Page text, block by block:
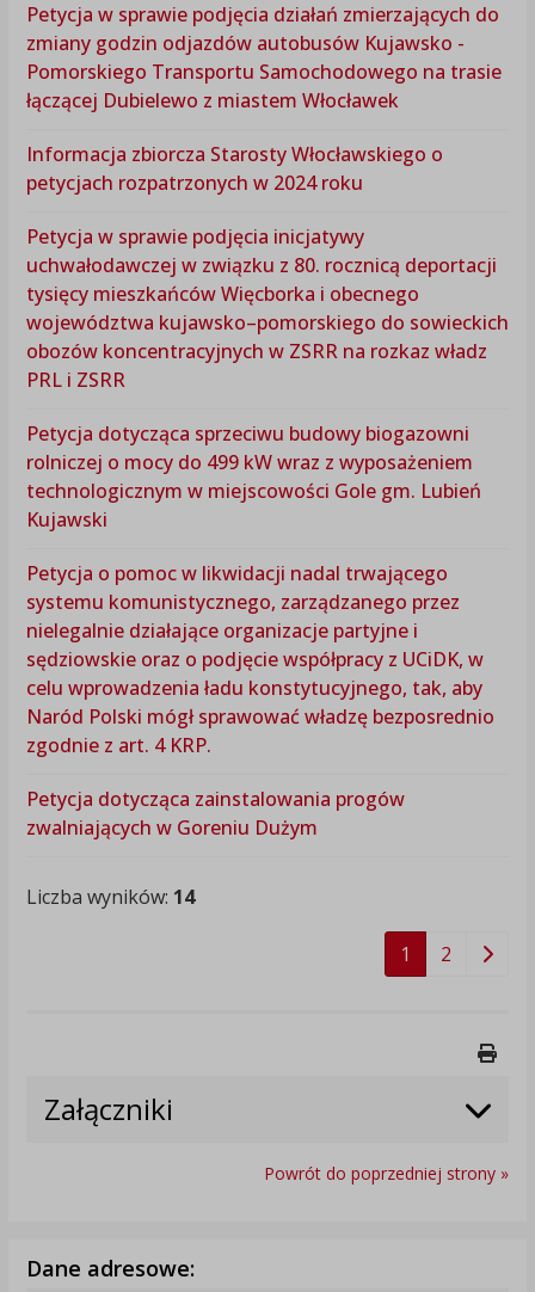
Petycja w sprawie podjęcia działań zmierzających do
zmiany godzin odjazdów autobusów Kujawsko -
Pomorskiego Transportu Samochodowego na trasie
łączącej Dubielewo z miastem Włocławek
Informacja zbiorcza Starosty Włocławskiego o
petycjach rozpatrzonych w 2024 roku
Petycja w sprawie podjęcia inicjatywy
uchwałodawczej w związku z 80. rocznicą deportacji
tysięcy mieszkańców Więcborka i obecnego
województwa kujawsko–pomorskiego do sowieckich
obozów koncentracyjnych w ZSRR na rozkaz władz
PRL i ZSRR
Petycja dotycząca sprzeciwu budowy biogazowni
rolniczej o mocy do 499 kW wraz z wyposażeniem
technologicznym w miejscowości Gole gm. Lubień
Kujawski
Petycja o pomoc w likwidacji nadal trwającego
systemu komunistycznego, zarządzanego przez
nielegalnie działające organizacje partyjne i
sędziowskie oraz o podjęcie współpracy z UCiDK, w
celu wprowadzenia ładu konstytucyjnego, tak, aby
Naród Polski mógł sprawować władzę bezposrednio
zgodnie z art. 4 KRP.
Petycja dotycząca zainstalowania progów
zwalniających w Goreniu Dużym
Liczba wyników: 14
1 2
Załączniki
Powrót do poprzedniej strony »
Dane adresowe: